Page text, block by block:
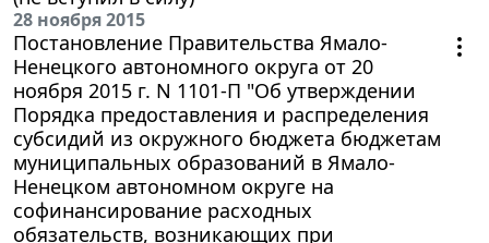
28 ноября 2015
Постановление Правительства Ямало-
Ненецкого автономного округа от 20
ноября 2015 г. N 1101-П "Об утверждении
Порядка предоставления и распределения
субсидий из окружного бюджета бюджетам
муниципальных образований в Ямало-
Ненецком автономном округе на
софинансирование расходных
обязательств, возникающих при